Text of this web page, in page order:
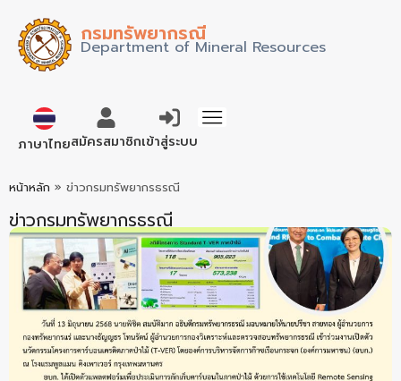
กรมทรัพยากรณี
Department of Mineral Resources
ภาษาไทยEnglishสมัครสมาชิกเข้าสู่ระบบ
หน้าหลัก » ข่าวกรมทรัพยากรธรณี
ข่าวกรมทรัพยากรธรณี